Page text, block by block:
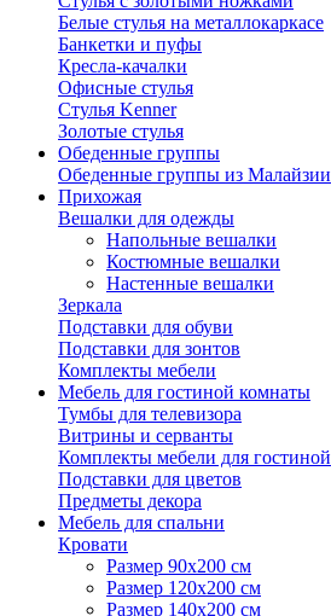
Белые стулья на металлокаркасе
Банкетки и пуфы
Кресла-качалки
Офисные стулья
Стулья Kenner
Золотые стулья
Обеденные группы
Обеденные группы из Малайзии
Прихожая
Вешалки для одежды
Напольные вешалки
Костюмные вешалки
Настенные вешалки
Зеркала
Подставки для обуви
Подставки для зонтов
Комплекты мебели
Мебель для гостиной комнаты
Тумбы для телевизора
Витрины и серванты
Комплекты мебели для гостиной
Подставки для цветов
Предметы декора
Мебель для спальни
Кровати
Размер 90х200 см
Размер 120х200 см
Размер 140х200 см